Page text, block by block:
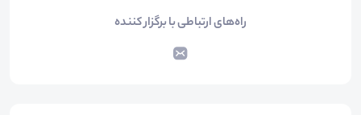
راه‌های ارتباطی با برگزار کننده